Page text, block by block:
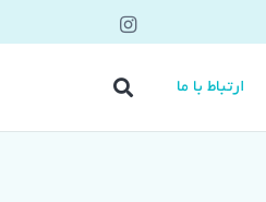
ارتباط با ما